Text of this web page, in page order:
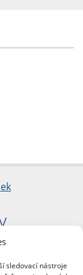
sledovací nástroje